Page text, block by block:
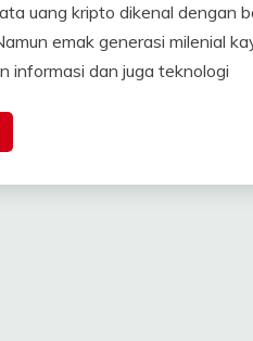
uang kripto dikenal dengan
emak generasi milenial
informasi dan juga teknologi